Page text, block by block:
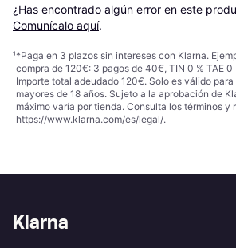
¿Has encontrado algún error en este
Comunícalo aquí.
¹*Paga en 3 plazos sin intereses con Klarna.
compra de 120€: 3 pagos de 40€, TIN 0 % TAE 0
Importe total adeudado 120€. Solo es válido
mayores de 18 años. Sujeto a la aprobación de
máximo varía por tienda. Consulta los términos y
https://www.klarna.com/es/legal/.
Klarna